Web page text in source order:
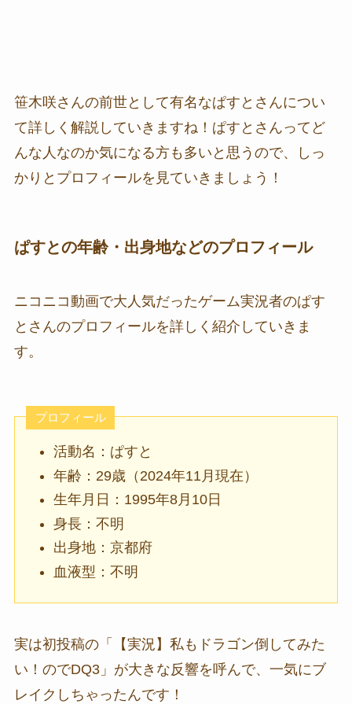
笹木咲さんの前世として有名なぱすとさんについ
て詳しく解説していきますね！ぱすとさんってど
んな人なのか気になる方も多いと思うので、しっ
かりとプロフィールを見ていきましょう！
ぱすとの年齢・出身地などのプロフィール
ニコニコ動画で大人気だったゲーム実況者のぱす
とさんのプロフィールを詳しく紹介していきま
す。
プロフィール
活動名：ぱすと
年齢：29歳（2024年11月現在）
生年月日：1995年8月10日
身長：不明
出身地：京都府
血液型：不明
実は初投稿の「【実況】私もドラゴン倒してみた
い！のでDQ3」が大きな反響を呼んで、一気にブ
レイクしちゃったんです！